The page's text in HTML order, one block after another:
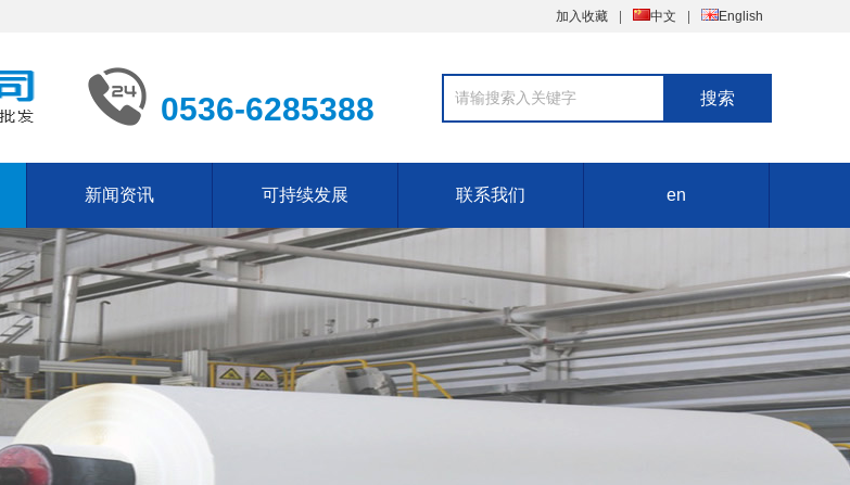
加入收藏 中文 English
0536-6285388
新闻资讯 可持续发展 联系我们 en